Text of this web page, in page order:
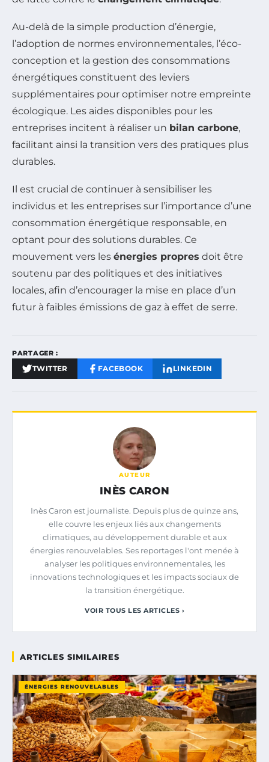
Au-delà de la simple production d’énergie,
l’adoption de normes environnementales, l’éco-
conception et la gestion des consommations
énergétiques constituent des leviers
supplémentaires pour optimiser notre empreinte
écologique. Les aides disponibles pour les
entreprises incitent à réaliser un bilan carbone,
facilitant ainsi la transition vers des pratiques plus
durables.
Il est crucial de continuer à sensibiliser les
individus et les entreprises sur l’importance d’une
consommation énergétique responsable, en
optant pour des solutions durables. Ce
mouvement vers les énergies propres doit être
soutenu par des politiques et des initiatives
locales, afin d’encourager la mise en place d’un
futur à faibles émissions de gaz à effet de serre.
PARTAGER :
TWITTER FACEBOOK LINKEDIN
AUTEUR
INÈS CARON
Inès Caron est journaliste. Depuis plus de quinze ans,
elle couvre les enjeux liés aux changements
climatiques, au développement durable et aux
énergies renouvelables. Ses reportages l'ont menée à
analyser les politiques environnementales, les
innovations technologiques et les impacts sociaux de
la transition énergétique.
VOIR TOUS LES ARTICLES ›
ARTICLES SIMILAIRES
ÉNERGIES RENOUVELABLES